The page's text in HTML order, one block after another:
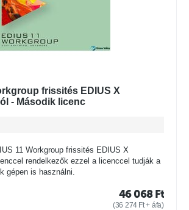
frissités EDIUS X
- Második licenc
11 Workgroup frissités EDIUS X
rendelkezők ezzel a licenccel tudják a
gépen is használni.
46 068 Ft
(36 274 Ft+ áfa)